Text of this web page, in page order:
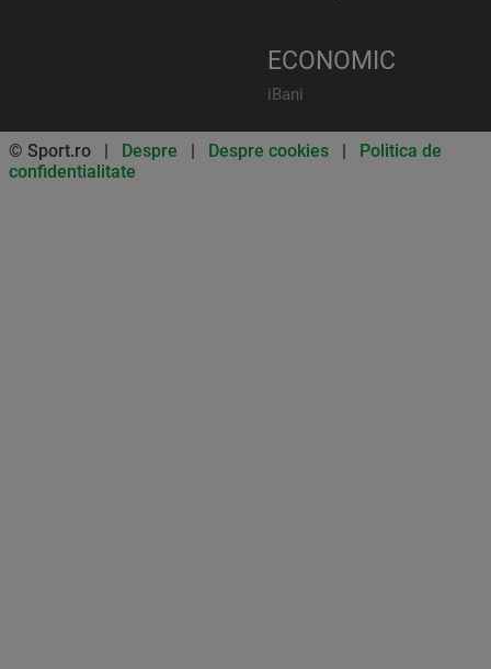
ECONOMIC
iBani
© Sport.ro | Despre | Despre cookies | Politica de
confidentialitate